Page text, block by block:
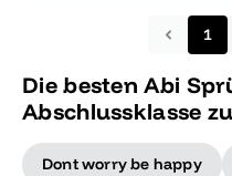
1
Die besten Abi
Abschlussklasse
Dont worry be happy